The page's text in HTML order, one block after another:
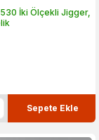
İki Ölçekli Jigger,
Sepete Ekle